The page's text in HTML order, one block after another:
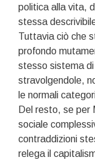
politica alla vita,
stessa
Tuttavia ciò che
profondo
stesso sistema
stravolgendole,
le normali
Del resto, se per
sociale
contraddizioni
relega il